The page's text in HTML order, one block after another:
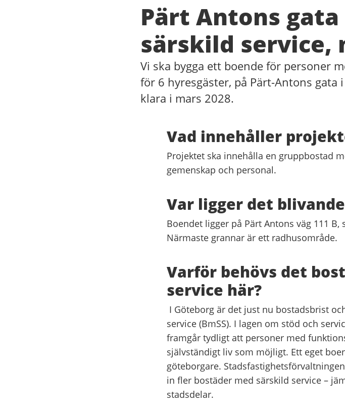
Pärt Antons
särskild service,
Vi ska bygga ett boende för personer
för 6 hyresgäster, på Pärt-Antons gata
klara i mars 2028.
Vad innehåller
Projektet ska innehålla en gruppbostad
gemenskap och personal.
Var ligger det
Boendet ligger på Pärt Antons väg 111
Närmaste grannar är ett radhusområde.
Varför behövs det
service här?
I Göteborg är det just nu bostadsbrist
service (BmSS). I lagen om stöd och
framgår tydligt att personer med
självständigt liv som möjligt. Ett eget
göteborgare.
in fler bostäder med särskild service –
stadsdelar.